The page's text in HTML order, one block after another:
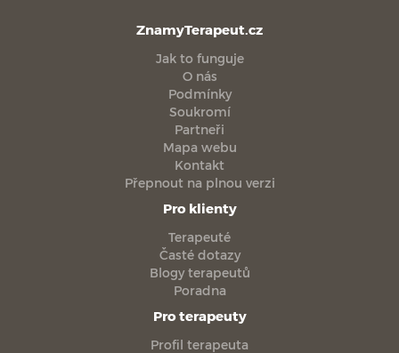
ZnamyTerapeut.cz
Jak to funguje
O nás
Podmínky
Soukromí
Partneři
Mapa webu
Kontakt
Přepnout na plnou verzi
Pro klienty
Terapeuté
Časté dotazy
Blogy terapeutů
Poradna
Pro terapeuty
Profil terapeuta